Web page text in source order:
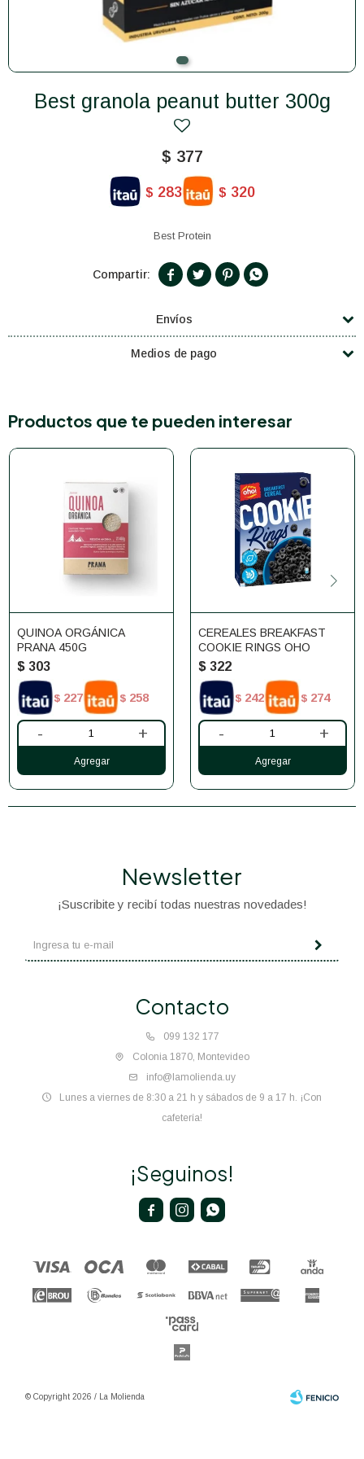
Best granola peanut butter 300g
$ 377
$ 283 $ 320
Best Protein
   
Envíos
Medios de pago
Productos que te pueden interesar
QUINOA ORGÁNICA
PRANA 450G
$ 303
$ 227 $ 258
- +
CEREALES BREAKFAST
COOKIE RINGS OHO
$ 322
$ 242 $ 274
- +
Contacto
099 132 177
Colonia 1870, Montevideo
info@lamolienda.uy
Lunes a viernes de 8:30 a 21 h y sábados de 9 a 17 h. ¡Con
cafetería!
Newsletter
¡Suscribite y recibí todas nuestras novedades!
¡Seguinos!
  
© Copyright 2026 / La Molienda